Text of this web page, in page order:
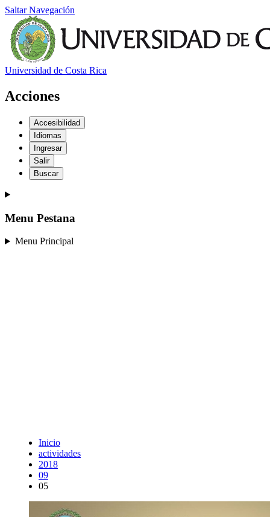
Saltar Navegación
Universidad de Costa Rica
Acciones
Accesibilidad
Idiomas
Ingresar
Salir
Buscar
Menu Pestana
Menu Principal
Inicio
actividades
2018
09
05